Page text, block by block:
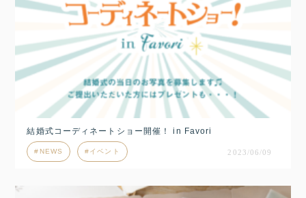
結婚式コーディネートショー開催！ in Favori
NEWS イベント 2023/06/09